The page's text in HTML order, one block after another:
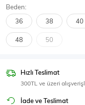
SPOR GİYİM
Eşofman Üstü
Beden:
36 38 40
48 50
Hızlı Teslimat
300TL ve üzeri
İade ve Teslimat